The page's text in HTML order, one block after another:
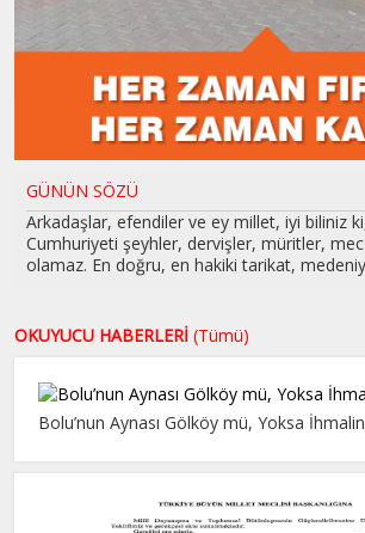
GÜNÜN SÖZÜ
Arkadaşlar, efendiler ve ey millet, iyi biliniz
Cumhuriyeti şeyhler, dervişler, müritler,
olamaz. En doğru, en hakiki tarikat,
OKUYUCU HABERLERİ (Tümü)
Bolu’nun Aynası Gölköy mü, Yoksa